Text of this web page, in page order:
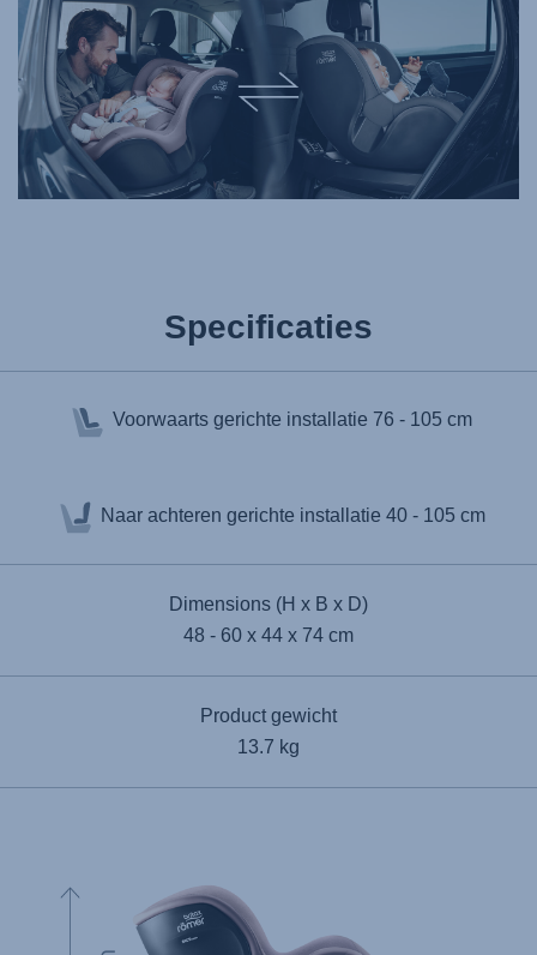
Specificaties
Voorwaarts gerichte installatie 76 - 105 cm
Naar achteren gerichte installatie 40 - 105 cm
Dimensions (H x B x D)
48 - 60 x 44 x 74 cm
Product gewicht
13.7 kg